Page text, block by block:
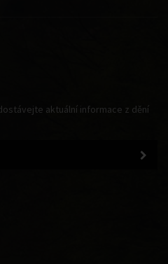
aktuální informace z dění